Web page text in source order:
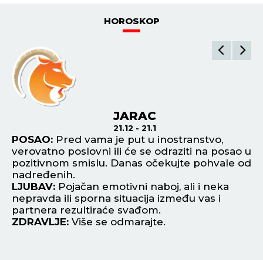
HOROSKOP
JARAC
21.12 - 21.1
POSAO: Pred vama je put u inostranstvo,
verovatno poslovni ili će se odraziti na posao u
pozitivnom smislu. Danas očekujte pohvale od
nadređenih.
LJUBAV: Pojačan emotivni naboj, ali i neka
nepravda ili sporna situacija između vas i
partnera rezultiraće svađom.
ZDRAVLJE: Više se odmarajte.